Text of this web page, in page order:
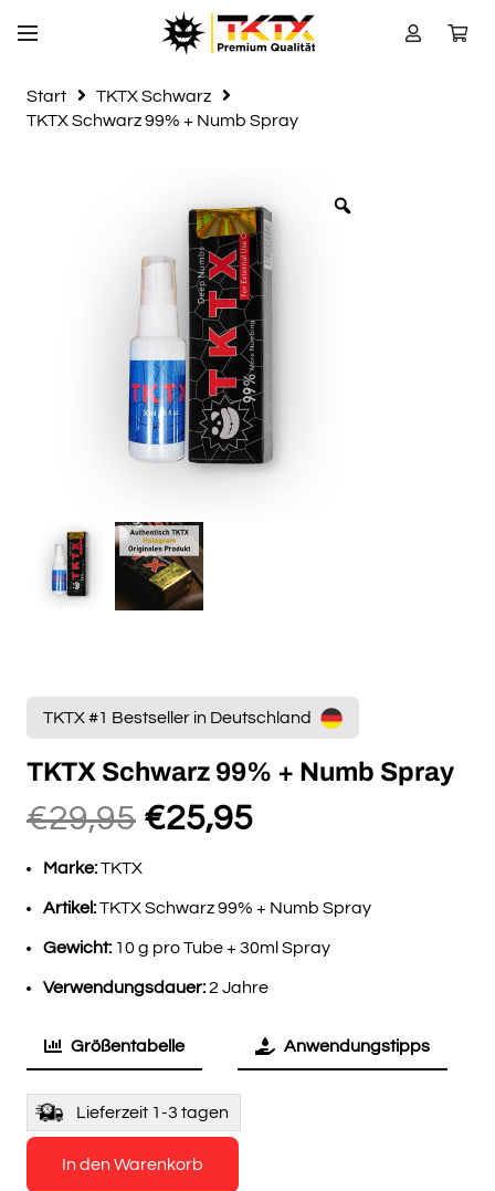
Start
TKTX Schwarz
TKTX Schwarz 99% + Numb Spray
TKTX #1 Bestseller in Deutschland
TKTX Schwarz 99% + Numb Spray
€29,95 Ursprünglicher
€29,95
€25,95Aktueller
€25,95.
Marke:TKTX
Artikel:TKTX Schwarz 99% + Numb Spray
Gewicht: 10 g pro Tube + 30ml Spray
Verwendungsdauer:2 Jahre
Größentabelle Anwendungstipps
Lieferzeit 1-3 tagen
In den Warenkorb